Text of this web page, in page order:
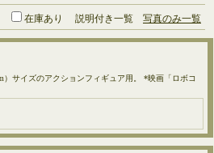
在庫あり 説明付き一覧 写真のみ一覧
サイズのアクションフィギュア用。 *映画「ロボコ